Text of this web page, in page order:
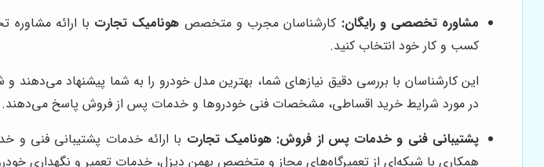
مشاوره تخصصی و رایگان: کارشناسان مجرب و متخصص هونامیک تجارت با ارائه
کسب و کار خود انتخاب کنید.
این کارشناسان با بررسی دقیق نیازهای شما، بهترین مدل خودرو را به شما پیشنهاد
در مورد شرایط خرید اقساطی، مشخصات فنی خودروها و خدمات پس از فروش پاسخ می‌دهند.
پشتیبانی فنی و خدمات پس از فروش: هونامیک تجارت با ارائه خدمات پشتیبانی فنی و
همکاری با شبکه‌ای از تعمیرگاه‌های مجاز و متخصص بهمن دیزل، خدمات تعمیر و نگهداری